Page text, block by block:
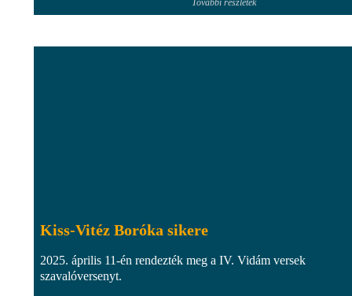
További részletek
Kiss-Vitéz Boróka sikere
2025. április 11-én rendezték meg a IV. Vidám versek
szavalóversenyt.